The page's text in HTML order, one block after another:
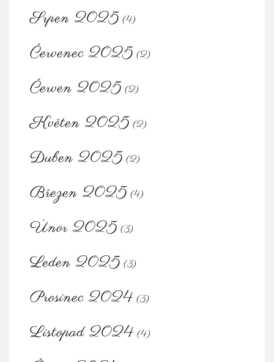
Srpen 2025 (4)
Červenec 2025 (2)
Červen 2025 (2)
Květen 2025 (2)
Duben 2025 (2)
Březen 2025 (4)
Únor 2025 (3)
Leden 2025 (3)
Prosinec 2024 (3)
Listopad 2024 (4)